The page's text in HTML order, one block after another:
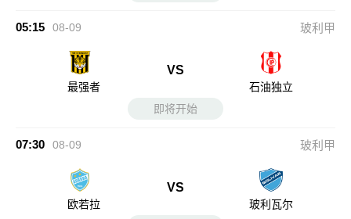
05:15 08-09 玻利甲
最强者
VS
石油独立
即将开始
07:30 08-09 玻利甲
欧若拉
VS
玻利瓦尔